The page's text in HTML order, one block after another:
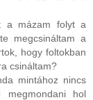
a mázam folyt a
megcsináltam a
hogy foltokban
csináltam?
mintához nincs
megmondani hol